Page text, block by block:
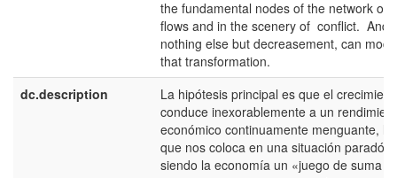
the fundamental nodes of the network of
flows and in the scenery of conflict. And
nothing else but decreasement, can
that transformation.
dc.description
La hipótesis principal es que el
conduce inexorablemente a un
económico continuamente menguante, lo
que nos coloca en una situación
siendo la economía un «juego de suma